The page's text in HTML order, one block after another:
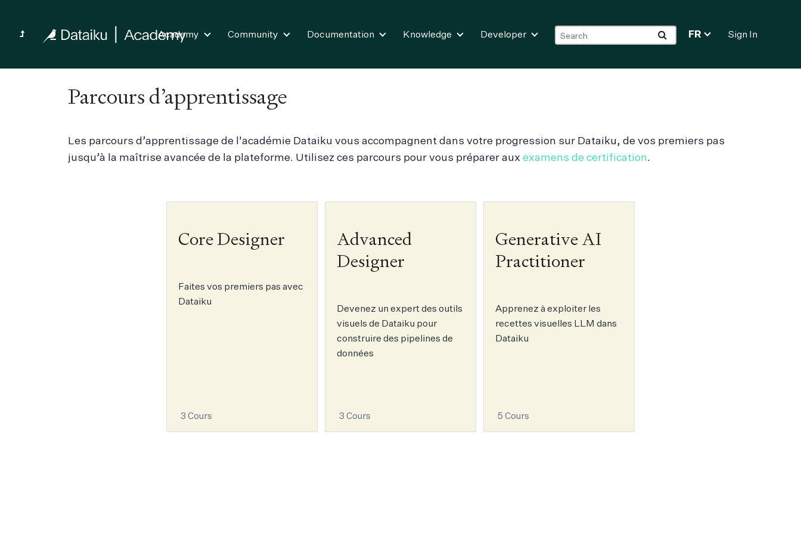
FR Sign In
Academy Community Documentation Knowledge Developer
Parcours d’apprentissage
Les parcours d’apprentissage de l'académie Dataiku vous accompagnent dans votre progression sur Dataiku, de vos premiers pas
jusqu’à la maîtrise avancée de la plateforme. Utilisez ces parcours pour vous préparer aux examens de certification.
Core Designer
Faites vos premiers pas avec
Dataiku
3 Cours
Advanced
Designer
Devenez un expert des outils
visuels de Dataiku pour
construire des pipelines de
données
3 Cours
Generative AI
Practitioner
Apprenez à exploiter les
recettes visuelles LLM dans
Dataiku
5 Cours